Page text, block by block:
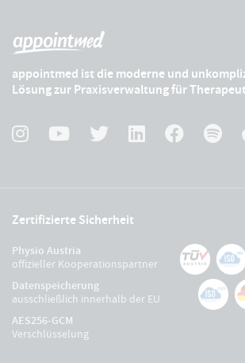
appointmed ist die moderne und
Lösung zur Praxisverwaltung für
Zertifizierte Sicherheit
Physio Austria
offizieller Kooperationspartner
Datenspeicherung
ausschließlich innerhalb der EU
AES256-GCM
Verschlüsselung